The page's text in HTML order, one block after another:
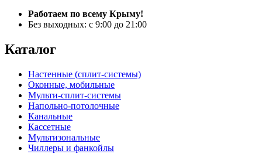
Работаем по всему Крыму!
Без выходных: с 9:00 до 21:00
Каталог
Настенные (сплит-системы)
Оконные, мобильные
Мульти-сплит-системы
Напольно-потолочные
Канальные
Кассетные
Мультизональные
Чиллеры и фанкойлы